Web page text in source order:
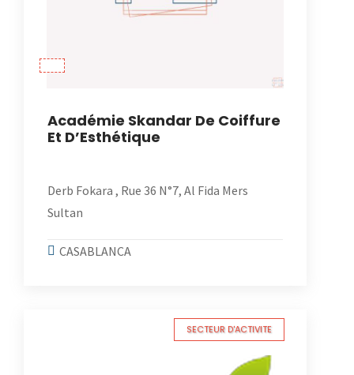
Académie Skandar De Coiffure
Et D’Esthétique
Derb Fokara , Rue 36 N°7, Al Fida Mers
Sultan
CASABLANCA
SECTEUR D'ACTIVITE